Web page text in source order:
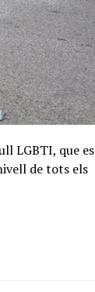
LGBTI, que es
de tots els